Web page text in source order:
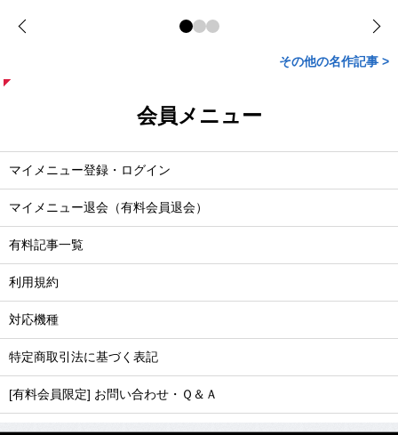
その他の名作記事 >
会員メニュー
マイメニュー登録・ログイン
マイメニュー退会（有料会員退会）
有料記事一覧
利用規約
対応機種
特定商取引法に基づく表記
[有料会員限定] お問い合わせ・Ｑ＆Ａ